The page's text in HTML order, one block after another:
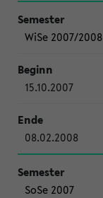
WiSe 2007/2008
15.10.2007
08.02.2008
SoSe 2007